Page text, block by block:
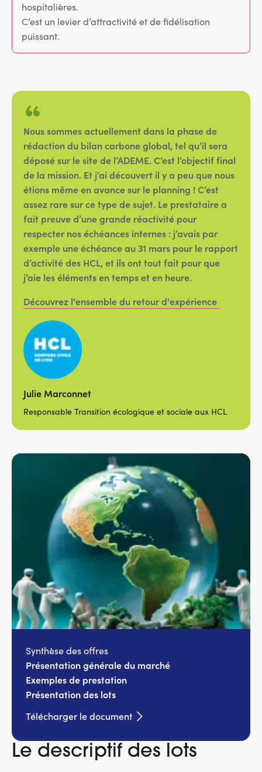
hospitalières.
C’est un levier d’attractivité et de fidélisation
puissant.
Nous sommes actuellement dans la phase de
rédaction du bilan carbone global, tel qu’il sera
déposé sur le site de l’ADEME. C’est l’objectif final
de la mission. Et j’ai découvert il y a peu que nous
étions même en avance sur le planning ! C’est
assez rare sur ce type de sujet. Le prestataire a
fait preuve d’une grande réactivité pour
respecter nos échéances internes : j’avais par
exemple une échéance au 31 mars pour le rapport
d’activité des HCL, et ils ont tout fait pour que
j’aie les éléments en temps et en heure.
Découvrez l'ensemble du retour d'expérience
Julie Marconnet
Responsable Transition écologique et sociale aux HCL
Synthèse des offres
Présentation générale du marché
Exemples de prestation
Présentation des lots
Télécharger le document
Le descriptif des lots